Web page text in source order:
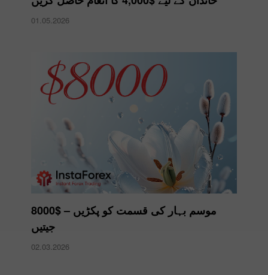
01.05.2026
موسم بہار کی قسمت کو پکڑیں – $8000
جیتیں
02.03.2026